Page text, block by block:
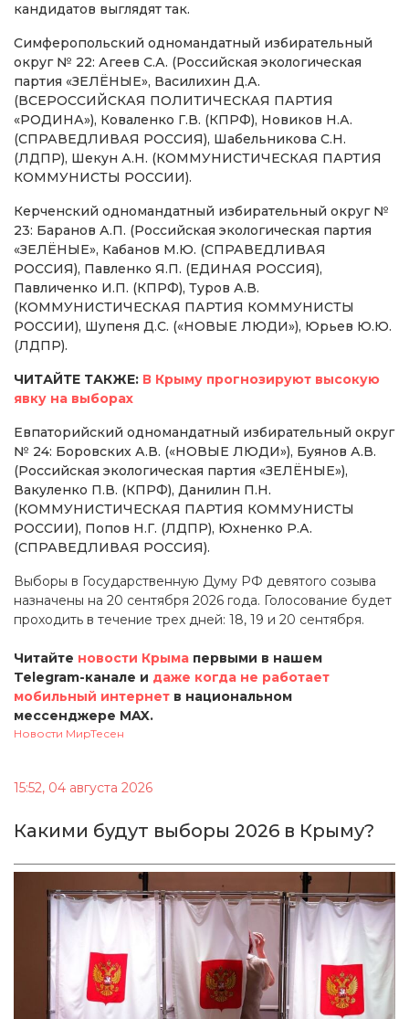
кандидатов выглядят так.
Симферопольский одномандатный избирательный
округ № 22: Агеев С.А. (Российская экологическая
партия «ЗЕЛЁНЫЕ», Василихин Д.А.
(ВСЕРОССИЙСКАЯ ПОЛИТИЧЕСКАЯ ПАРТИЯ
«РОДИНА»), Коваленко Г.В. (КПРФ), Новиков Н.А.
(СПРАВЕДЛИВАЯ РОССИЯ), Шабельникова С.Н.
(ЛДПР), Шекун А.Н. (КОММУНИСТИЧЕСКАЯ ПАРТИЯ
КОММУНИСТЫ РОССИИ).
Керченский одномандатный избирательный округ №
23: Баранов А.П. (Российская экологическая партия
«ЗЕЛЁНЫЕ», Кабанов М.Ю. (СПРАВЕДЛИВАЯ
РОССИЯ), Павленко Я.П. (ЕДИНАЯ РОССИЯ),
Павличенко И.П. (КПРФ), Туров А.В.
(КОММУНИСТИЧЕСКАЯ ПАРТИЯ КОММУНИСТЫ
РОССИИ), Шупеня Д.С. («НОВЫЕ ЛЮДИ»), Юрьев Ю.Ю.
(ЛДПР).
ЧИТАЙТЕ ТАКЖЕ: В Крыму прогнозируют высокую
явку на выборах
Евпаторийский одномандатный избирательный округ
№ 24: Боровских А.В. («НОВЫЕ ЛЮДИ»), Буянов А.В.
(Российская экологическая партия «ЗЕЛЁНЫЕ»),
Вакуленко П.В. (КПРФ), Данилин П.Н.
(КОММУНИСТИЧЕСКАЯ ПАРТИЯ КОММУНИСТЫ
РОССИИ), Попов Н.Г. (ЛДПР), Юхненко Р.А.
(СПРАВЕДЛИВАЯ РОССИЯ).
Выборы в Государственную Думу РФ девятого созыва
назначены на 20 сентября 2026 года. Голосование будет
проходить в течение трех дней: 18, 19 и 20 сентября.
Читайте новости Крыма первыми в нашем
Telegram-канале и даже когда не работает
мобильный интернет в национальном
мессенджере MAX.
Новости МирТесен
15:52, 04 августа 2026
Какими будут выборы 2026 в Крыму?